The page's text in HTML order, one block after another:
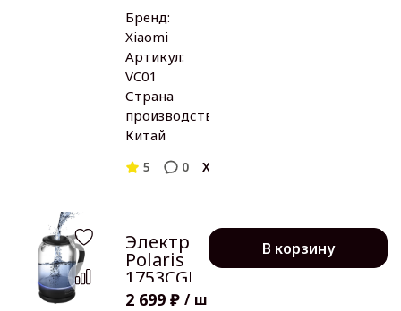
Бренд:
Xiaomi
Артикул:
VC01
Страна
производства:
Китай
5 0 Xiaomi
2 699 ₽ / шт
Электрочайник
Polaris PWK
1753CGL
В корзину